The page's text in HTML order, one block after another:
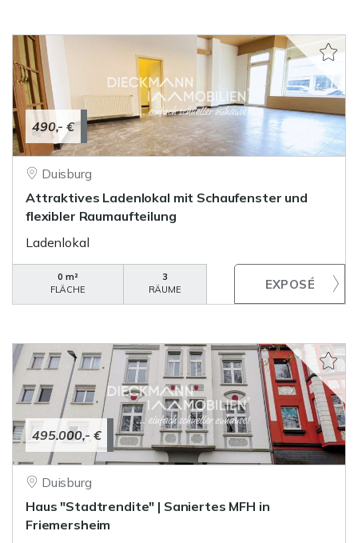
490,- €
Duisburg
Attraktives Ladenlokal mit Schaufenster und
flexibler Raumaufteilung
Ladenlokal
0 m²
FLÄCHE
3
RÄUME
495.000,- €
Duisburg
Haus "Stadtrendite" | Saniertes MFH in
Friemersheim